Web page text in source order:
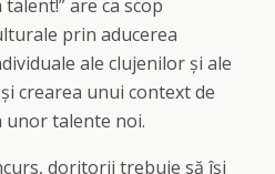
are ca scop
prin aducerea
ale clujenilor și ale
crearea unui context de
unor talente noi.
doritorii trebuie să își